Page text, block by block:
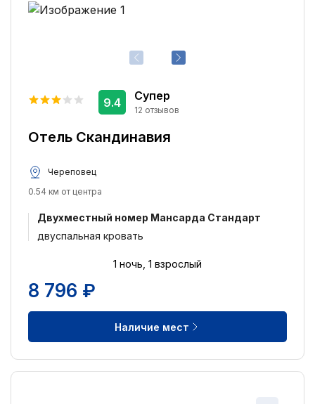
Отель Скандинавия
Супер
12 отзывов
9.4
Череповец
0.54 км от центра
Двухместный номер Мансарда Cтандарт
двуспальная кровать
1 ночь, 1 взрослый
8 796 ₽
Наличие мест